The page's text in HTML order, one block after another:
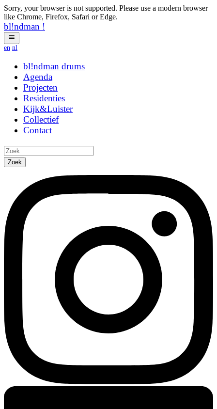
Sorry, your browser is not supported. Please use a modern browser
like Chrome, Firefox, Safari or Edge.
bl!ndman !
en nl
bl!ndman drums
Agenda
Projecten
Residenties
Kijk&Luister
Collectief
Contact
Zoek